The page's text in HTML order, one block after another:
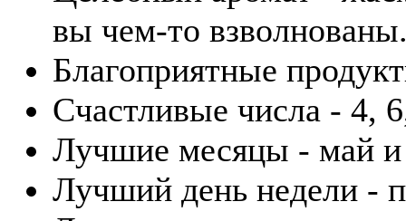
вы чем-то
Благоприятные
Счастливые числа - 4,
Лучшие месяцы - май
Лучший день недели -